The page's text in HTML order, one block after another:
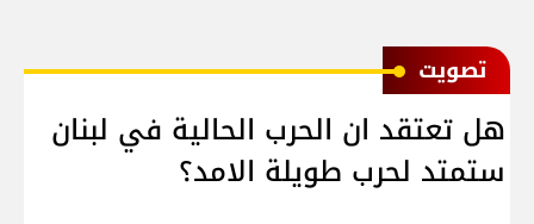
ﺗﺼﻮﻳﺖ
هل تعتقد ان الحرب الحالية في لبنان
ستمتد لحرب طويلة الامد؟